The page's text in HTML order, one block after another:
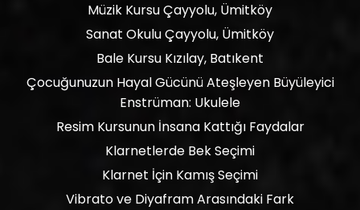
Müzik Kursu Çayyolu, Ümitköy
Sanat Okulu Çayyolu, Ümitköy
Bale Kursu Kızılay, Batıkent
Çocuğunuzun Hayal Gücünü Ateşleyen Büyüleyici
Enstrüman: Ukulele
Resim Kursunun İnsana Kattığı Faydalar
Klarnetlerde Bek Seçimi
Klarnet İçin Kamış Seçimi
Vibrato ve Diyafram Arasındaki Fark